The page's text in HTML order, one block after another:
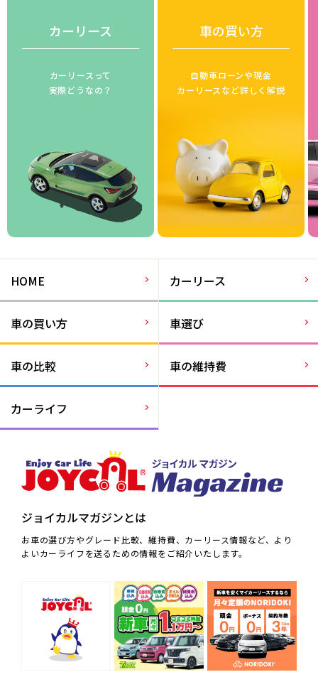
カーリース
カーリースって
実際どうなの？
車の買い方
自動車ローンや現金
カーリースなど詳しく解説
HOME カーリース
車の買い方 車選び
車の比較 車の維持費
カーライフ
ジョイカルマガジンとは
お車の選び方やグレード比較、維持費、カーリース情報など、より
よいカーライフを送るための情報をご紹介いたします。